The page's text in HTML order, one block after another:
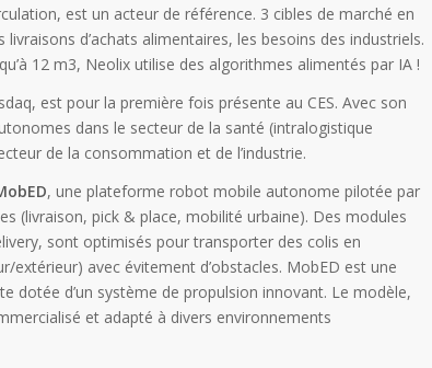
est un acteur de référence. 3 cibles de marché en
d’achats alimentaires, les besoins des industriels.
12 m3, Neolix utilise des algorithmes alimentés par IA !
est pour la première fois présente au CES. Avec son
dans le secteur de la santé (intralogistique
de la consommation et de l’industrie.
, une plateforme robot mobile autonome pilotée par
(livraison, pick & place, mobilité urbaine). Des modules
sont optimisés pour transporter des colis en
extérieur) avec évitement d’obstacles. MobED est une
dotée d’un système de propulsion innovant. Le modèle,
et adapté à divers environnements